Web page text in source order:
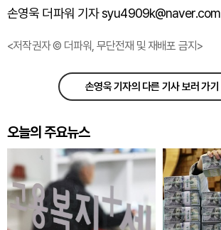
손영욱 더파워 기자 syu4909k@naver.com
<저작권자 © 더파워, 무단전재 및 재배포 금지>
손영욱 기자의 다른 기사 보러 가기
오늘의 주요뉴스